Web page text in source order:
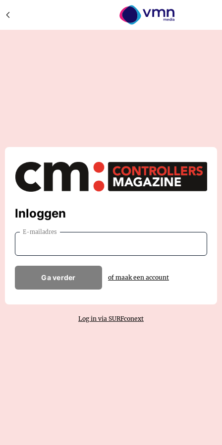
Inloggen
E-mailadres
Ga verder of maak een account
Log in via SURFconext